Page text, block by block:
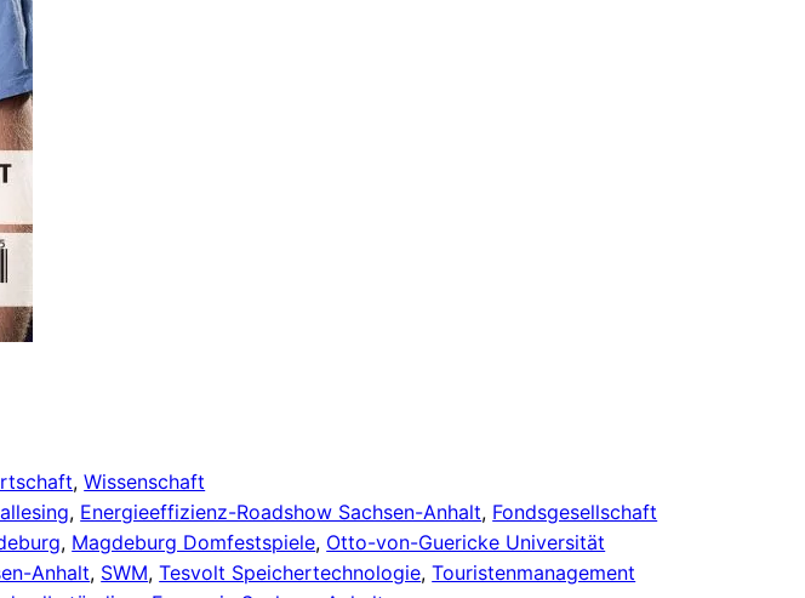
, Wissenschaft
, Energieeffizienz-Roadshow Sachsen-Anhalt, Fondsgesellschaft
, Magdeburg Domfestspiele, Otto-von-Guericke Universität
Anhalt, SWM, Tesvolt Speichertechnologie, Touristenmanagement